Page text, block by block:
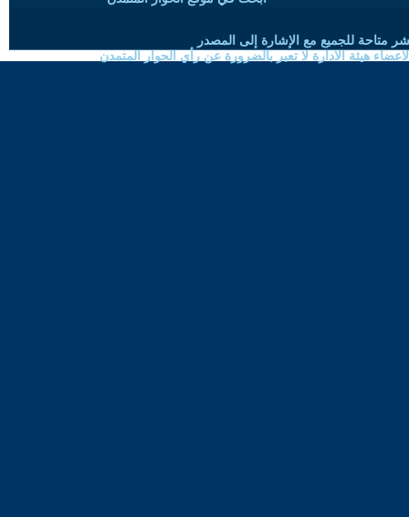
متاحة للجميع مع الإشارة إلى المصدر
هيئة الادارة لا تعبر بالضرورة عن رأي الحوار المتمدن